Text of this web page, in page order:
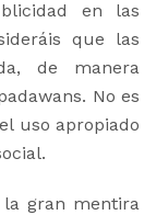
en las
que las
de manera
No es
uso apropiado
la gran mentira